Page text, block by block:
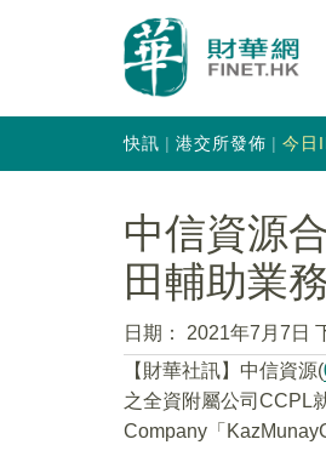
快訊 港交所發佈 今日
中信資源
田輔助業
日期：
2021年7月7日
【財華社訊】中信資源(
之全資附屬公司CCPL
Company「